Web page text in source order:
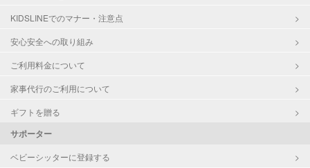
KIDSLINEでのマナー・注意点
安心安全への取り組み
ご利用料金について
家事代行のご利用について
ギフトを贈る
サポーター
ベビーシッターに登録する